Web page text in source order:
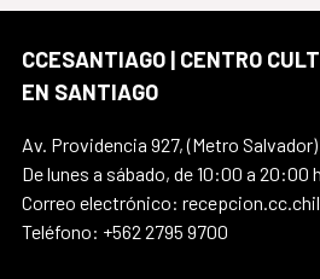
CCESANTIAGO | CENTRO
EN SANTIAGO
Av. Providencia 927, (Metro Salvador)
De lunes a sábado, de 10:00 a 20:00 h
Correo electrónico:
Teléfono: +562 2795 9700